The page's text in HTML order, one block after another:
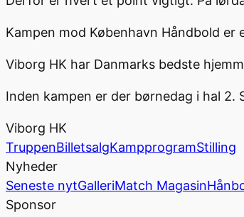
Kampen mod København Håndbold er
Viborg HK har Danmarks bedste
Inden kampen er der børnedag i hal 2.
Viborg HK
TruppenBilletsalgKampprogramStilling
Nyheder
Seneste nytGalleriMatch Magasin
Sponsor